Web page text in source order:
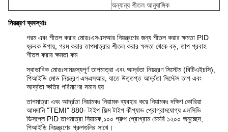
অন্যান্য শীতল আনুষাঙ্গিক
নিয়ন্ত্রণ ব্যবস্থাঃ
গরম এবং শীতল করার মোডঃএসএসআর নিয়ন্ত্রণের জন্য শীতল করার ক্ষমতা PID
ধ্রুবক উপায়, গরম করার তাপমাত্রার শীতল করার ক্ষমতা থেকে বড়, তাপ প্রবাহ
শীতল করার ক্ষমতা কম
স্বাভাবিক মোডঃসামঞ্জস্যপূর্ণ তাপমাত্রা এবং আর্দ্রতা নিয়ন্ত্রণ সিস্টেম (বিটিএইচসি),
পিআইডি মোড নিয়ন্ত্রণ এসএসআর, যাতে উত্তপ্ত আর্দ্রতা সিস্টেম তাপ এবং
আর্দ্রতা ক্ষতির পরিমাণের সমান হয়
তাপমাত্রা এবং আর্দ্রতা নিয়ামকঃ নিয়ামক ব্যবহার করে নিয়ামকঃ দক্ষিণ কোরিয়া
আমদানি "TEMI" 880- টাইপ ফিল্ম টাইপ কীপ্যাড প্রোগ্রামযোগ্য এলসিডি
ডিসপ্লে PID তাপমাত্রা নিয়ামক,১০০ গ্রুপ প্রোগ্রাম মেমরি ১২০০ অনুচ্ছেদ,
পিআইডি নিয়ন্ত্রণের গ্রুপগুলির সাথে।